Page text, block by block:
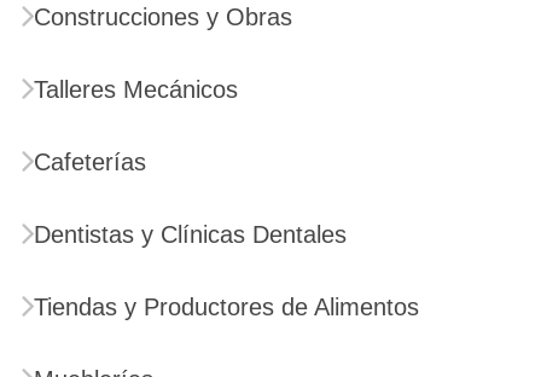
Construcciones y Obras
Talleres Mecánicos
Cafeterías
Dentistas y Clínicas Dentales
Tiendas y Productores de Alimentos